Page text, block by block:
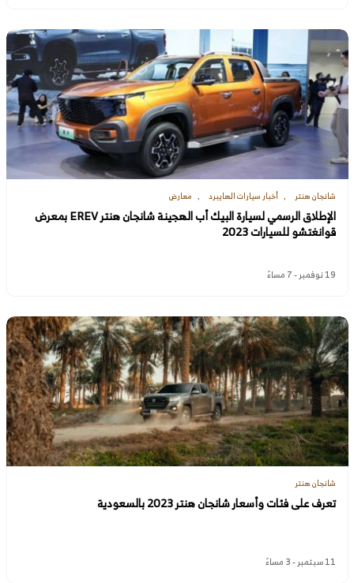
شانجان هنتر أخبار سيارات الهايبرد معارض
الإطلاق الرسمي لسيارة البيك أب الهجينة شانجان هنتر EREV بمعرض
قوانغتشو للسيارات 2023
19 نوفمبر - 7 مساءً
شانجان هنتر
تعرف على فئات وأسعار شانجان هنتر 2023 بالسعودية
11 سبتمبر - 3 مساءً